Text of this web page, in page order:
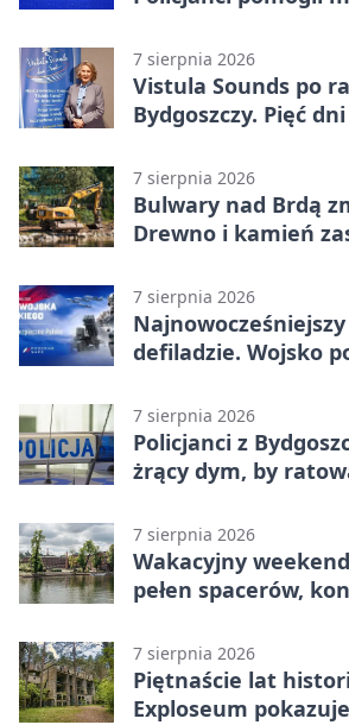
7 sierpnia 2026
Vistula Sounds po
Bydgoszczy. Pięć
7 sierpnia 2026
Bulwary nad Brdą
Drewno i kamień
7 sierpnia 2026
defiladzie. Wojsko
7 sierpnia 2026
Policjanci z
żrący dym, by
7 sierpnia 2026
Wakacyjny
pełen spacerów,
7 sierpnia 2026
Piętnaście lat
Exploseum